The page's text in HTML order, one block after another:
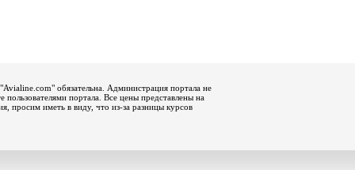
обязательна. Администрация портала не
пользователями портала. Все цены представлены на
просим иметь в виду, что из-за разницы курсов